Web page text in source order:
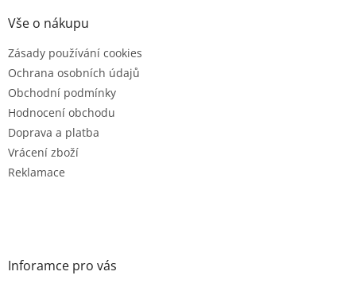
Vše o nákupu
Zásady používání cookies
Ochrana osobních údajů
Obchodní podmínky
Hodnocení obchodu
Doprava a platba
Vrácení zboží
Reklamace
Inforamce pro vás